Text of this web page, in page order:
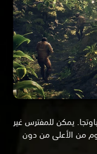
يمكن للمفترس غير
من الأعلى من دون